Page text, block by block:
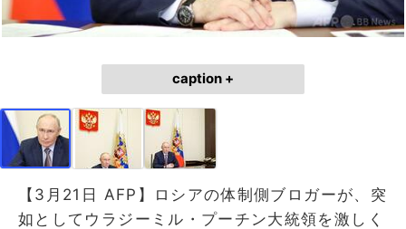
caption +
【3月21日 AFP】ロシアの体制側ブロガーが、突
如としてウラジーミル・プーチン大統領を激しく